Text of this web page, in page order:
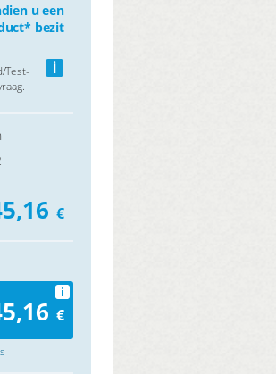
u een
bezit
i
Test-
€
i
€